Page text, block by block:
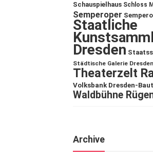
Schauspielhaus Schloss
Semperoper
Staatliche
Dresden
Städtische Galerie Dresden
Theaterzelt
Volksbank Dresden-
Waldbühne
Archive